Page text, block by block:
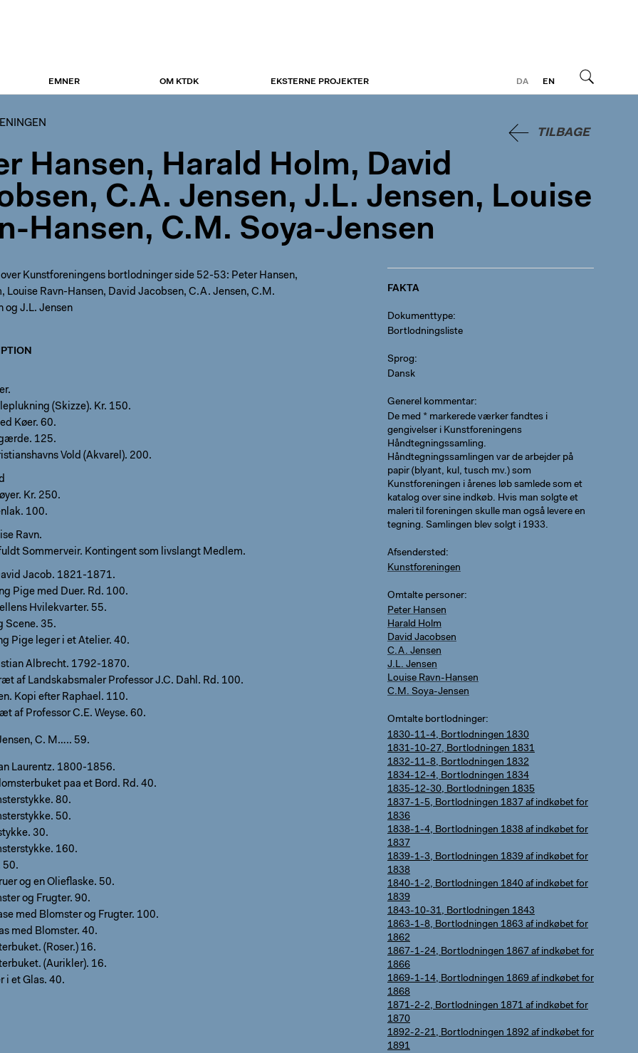
DA
EN
EMNER OM KTDK EKSTERNE PROJEKTER
TILBAGE
Hansen, Harald Holm, David
C.A. Jensen, J.L. Jensen, Louise
Hansen, C.M. Soya-Jensen
Kunstforeningens bortlodninger side 52-53: Peter Hansen,
Louise Ravn-Hansen, David Jacobsen, C.A. Jensen, C.M.
og J.L. Jensen
(Skizze). Kr. 150.
Køer. 60.
125.
Vold (Akvarel). 200.
Kr. 250.
100.
Ravn.
Sommerveir. Kontingent som livslangt Medlem.
Jacob. 1821-1871.
Pige med Duer. Rd. 100.
Hvilekvarter. 55.
Scene. 35.
Pige leger i et Atelier. 40.
Albrecht. 1792-1870.
af Landskabsmaler Professor J.C. Dahl. Rd. 100.
Kopi efter Raphael. 110.
af Professor C.E. Weyse. 60.
C. M….. 59.
Laurentz. 1800-1856.
paa et Bord. Rd. 40.
80.
50.
30.
160.
50.
og en Olieflaske. 50.
og Frugter. 90.
med Blomster og Frugter. 100.
med Blomster. 40.
(Roser.) 16.
(Aurikler). 16.
i et Glas. 40.
FAKTA
Dokumenttype
Bortlodningsliste
Sprog
Dansk
Generel kommentar
De med * markerede værker fandtes i
gengivelser i Kunstforeningens
Håndtegningssamling.
Håndtegningssamlingen var de arbejder på
papir (blyant, kul, tusch mv.) som
Kunstforeningen i årenes løb samlede som et
katalog over sine indkøb. Hvis man solgte et
maleri til foreningen skulle man også levere en
tegning. Samlingen blev solgt i 1933.
Afsendersted
Kunstforeningen
Omtalte personer
Peter Hansen
Harald Holm
David Jacobsen
C.A. Jensen
J.L. Jensen
Louise Ravn-Hansen
C.M. Soya-Jensen
Omtalte bortlodninger
1830-11-4, Bortlodningen 1830
1831-10-27, Bortlodningen 1831
1832-11-8, Bortlodningen 1832
1834-12-4, Bortlodningen 1834
1835-12-30, Bortlodningen 1835
1837-1-5, Bortlodningen 1837 af indkøbet for
1836
1838-1-4, Bortlodningen 1838 af indkøbet for
1837
1839-1-3, Bortlodningen 1839 af indkøbet for
1838
1840-1-2, Bortlodningen 1840 af indkøbet for
1839
1843-10-31, Bortlodningen 1843
1863-1-8, Bortlodningen 1863 af indkøbet for
1862
1867-1-24, Bortlodningen 1867 af indkøbet for
1866
1869-1-14, Bortlodningen 1869 af indkøbet for
1868
1871-2-2, Bortlodningen 1871 af indkøbet for
1870
1892-2-21, Bortlodningen 1892 af indkøbet for
1891